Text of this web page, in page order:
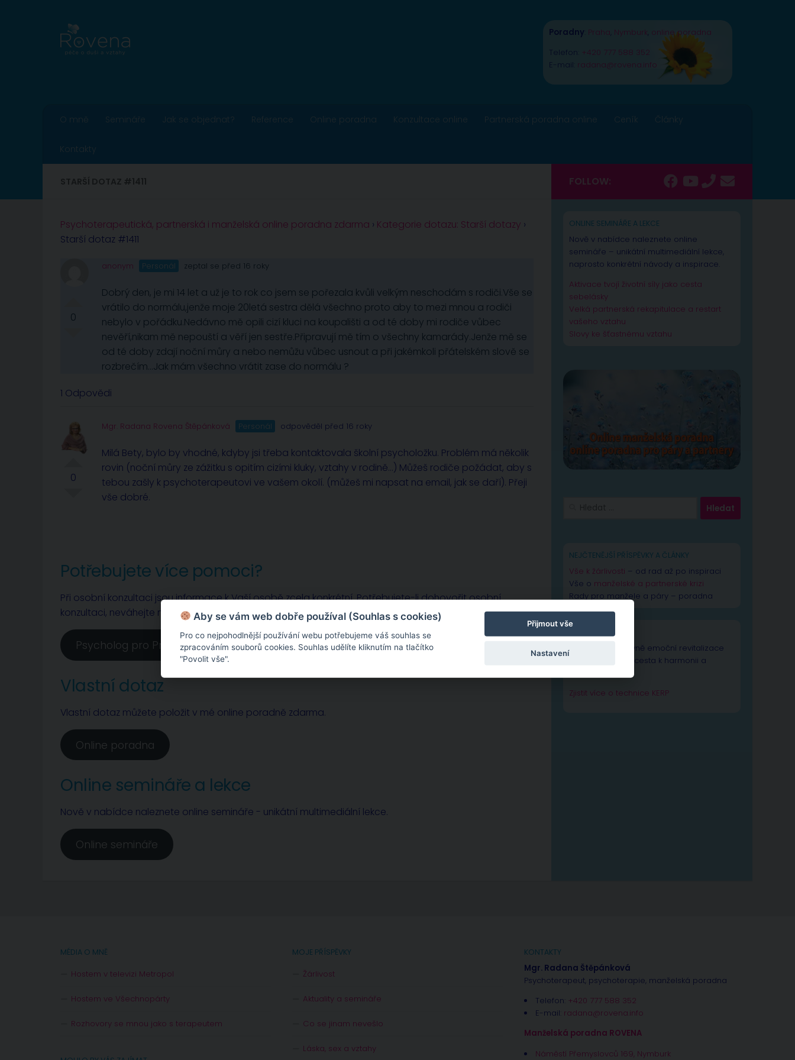
Poradny Praha Nymburk online poradna
Telefon: +420 777 588 352
E-mail: radana@rovena.info
O mně Semináře Jak se objednat? Reference Online poradna Konzultace online Partnerská poradna online Ceník Články
Kontakty
Psychoterapeutická, partnerská i manželská online poradna zdarma › Kategorie dotazu: Starší dotazy ›
Starší dotaz #1411
0
anonym Personál zeptal se před 16 roky
Dobrý den, je mi 14 let a už je to rok co jsem se pořezala kvůli velkým neschodám s rodiči.Vše se
vrátilo do normálu,jenže moje 20letá sestra dělá všechno proto aby to mezi mnou a rodiči
nebylo v pořádku.Nedávno mě opili cizí kluci na koupališti a od té doby mi rodiče vůbec
nevěří,nikam mě nepouští a věří jen sestře.Připravují mě tím o všechny kamarády.Jenže mě se
od té doby zdají noční můry a nebo nemůžu vůbec usnout a při jakémkoli přátelském slově se
rozbrečím…Jak mám všechno vrátit zase do normálu ?
1 Odpovědi
0
Mgr. Radana Rovena Štěpánková Personál odpověděl před 16 roky
Milá Bety, bylo by vhodné, kdyby jsi třeba kontaktovala školní psycholožku. Problém má několik
rovin (noční můry ze zážitku s opitím cizími kluky, vztahy v rodině…) Můžeš rodiče požádat, aby s
tebou zašly k psychoterapeutovi ve vašem okolí. (můžeš mi napsat na email, jak se daří). Přeji
vše dobré.
Potřebujete více pomoci?
Při osobní konzultaci jsou informace k Vaší osobě zcela konkrétní. Potřebujete-li dohovořit osobní
konzultaci, neváhejte mne kontaktovat.
Psycholog pro Prahu a Nymburk
Vlastní dotaz
Vlastní dotaz můžete položit v mé online poradně zdarma.
Online poradna
Online semináře a lekce
Nově v nabídce naleznete online semináře - unikátní multimediální lekce.
Online semináře
FOLLOW:
ONLINE SEMINÁŘE A LEKCE
Nově v nabídce naleznete online
semináře – unikátní multimediální lekce,
naprosto konkrétní návody a inspirace.
Aktivace tvojí životní síly jako cesta
sebelásky
Velká partnerská rekapitulace a restart
vašeho vztahu
Slovy ke šťastnému vztahu
NEJČTENĚJŠÍ PŘÍSPĚVKY A ČLÁNKY
Vše k žárlivosti – od rad až po inspiraci
Vše o manželské a partnerské krizi
Rady pro manžele a páry – poradna
TECHNIKA KERP
Technika Kognitivně emoční revitalizace
psychiky – Vaše cesta k harmonii a
Zjistit více o technice KERP
MÉDIA O MNĚ
Hostem v televizi Metropol
Hostem ve Všechnopárty
Rozhovory se mnou jako s terapeutem
MOJE PŘÍSPĚVKY
Žárlivost
Aktuality a semináře
Co se jinam nevešlo
Láska, sex a vztahy
KONTAKTY
Mgr. Radana Štěpánková
Psychoterapeut, psychoterapie, manželská poradna
Telefon: +420 777 588 352
E-mail: radana@rovena.info
Manželská poradna ROVENA
Náměstí Přemyslovců 169, Nymburk
Aby se vám web dobře používal (Souhlas s cookies)
Pro co nejpohodlnější používání webu potřebujeme váš souhlas se
zpracováním souborů cookies. Souhlas udělíte kliknutím na tlačítko
"Povolit vše".
Přijmout vše
Nastavení